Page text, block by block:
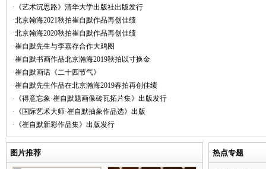
·《艺术沉思路》清华大学出版社出版发行
·北京翰海2021秋拍崔自默作品再创佳绩
·北京翰海2020秋拍崔自默作品再创佳绩
·崔自默先生与李嘉存合作大鸡图
·崔自默书画作品北京瀚海2019秋拍以寸换金
·崔自默画话《二十四节气》
·崔自默先生作品在北京瀚海2019春拍再创佳绩
·《得意忘象·崔自默题画像砖瓦拓片集》出版发行
·《国际艺术大师·崔自默抽象作品选》出版
·《崔自默新彩作品集》出版发行
图片推荐 热点专题